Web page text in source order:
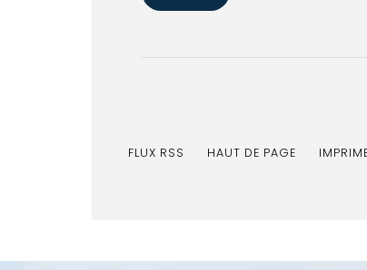
FLUX RSS HAUT DE PAGE